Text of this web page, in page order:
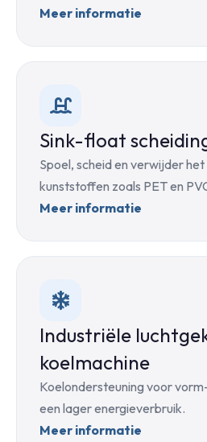
Meer informatie
Sink-float
Spoel, scheid en verwijder
kunststoffen zoals PET en
Meer informatie
Industriële
koelmachine
Koelondersteuning voor
een lager energieverbruik.
Meer informatie